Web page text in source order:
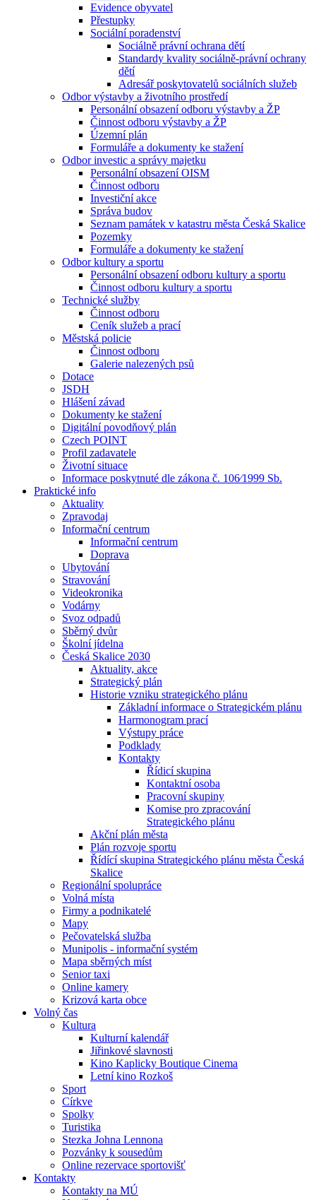
Evidence obyvatel
Přestupky
Sociální poradenství
Sociálně právní ochrana dětí
Standardy kvality sociálně-právní ochrany
dětí
Adresář poskytovatelů sociálních služeb
Odbor výstavby a životního prostředí
Personální obsazení odboru výstavby a ŽP
Činnost odboru výstavby a ŽP
Územní plán
Formuláře a dokumenty ke stažení
Odbor investic a správy majetku
Personální obsazení OISM
Činnost odboru
Investiční akce
Správa budov
Seznam památek v katastru města Česká Skalice
Pozemky
Formuláře a dokumenty ke stažení
Odbor kultury a sportu
Personální obsazení odboru kultury a sportu
Činnost odboru kultury a sportu
Technické služby
Činnost odboru
Ceník služeb a prací
Městská policie
Činnost odboru
Galerie nalezených psů
Dotace
JSDH
Hlášení závad
Dokumenty ke stažení
Digitální povodňový plán
Czech POINT
Profil zadavatele
Životní situace
Informace poskytnuté dle zákona č. 106⁄1999 Sb.
Praktické info
Aktuality
Zpravodaj
Informační centrum
Informační centrum
Doprava
Ubytování
Stravování
Videokronika
Vodárny
Svoz odpadů
Sběrný dvůr
Školní jídelna
Česká Skalice 2030
Aktuality, akce
Strategický plán
Historie vzniku strategického plánu
Základní informace o Strategickém plánu
Harmonogram prací
Výstupy práce
Podklady
Kontakty
Řídicí skupina
Kontaktní osoba
Pracovní skupiny
Komise pro zpracování
Strategického plánu
Akční plán města
Plán rozvoje sportu
Řídící skupina Strategického plánu města Česká
Skalice
Regionální spolupráce
Volná místa
Firmy a podnikatelé
Mapy
Pečovatelská služba
Munipolis - informační systém
Mapa sběrných míst
Senior taxi
Online kamery
Krizová karta obce
Volný čas
Kultura
Kulturní kalendář
Jiřinkové slavnosti
Kino Kaplicky Boutique Cinema
Letní kino Rozkoš
Sport
Církve
Spolky
Turistika
Stezka Johna Lennona
Pozvánky k sousedům
Online rezervace sportovišť
Kontakty
Kontakty na MÚ